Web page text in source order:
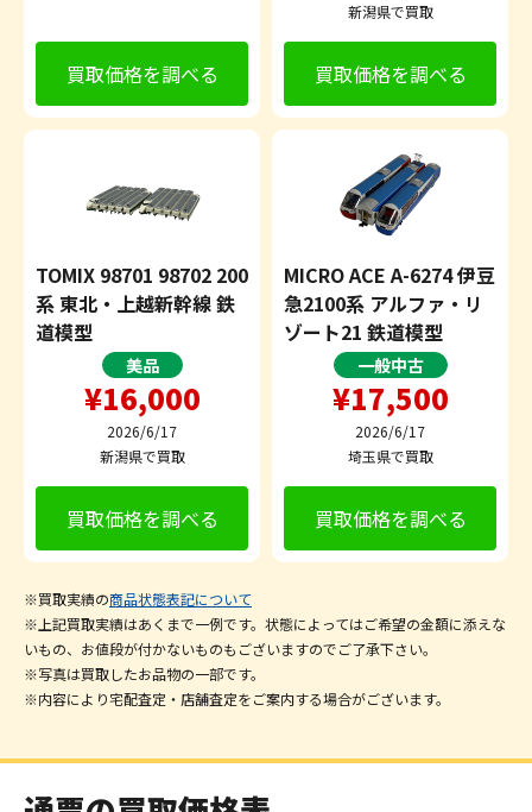
買取価格を調べる
新潟県で買取
買取価格を調べる
TOMIX 98701 98702 200
系 東北・上越新幹線 鉄
道模型
美品
¥16,000
2026/6/17
新潟県で買取
買取価格を調べる
MICRO ACE A-6274 伊豆
急2100系 アルファ・リ
ゾート21 鉄道模型
一般中古
¥17,500
2026/6/17
埼玉県で買取
買取価格を調べる
※買取実績の商品状態表記について
※上記買取実績はあくまで一例です。状態によってはご希望の金額に添えな
いもの、お値段が付かないものもございますのでご了承下さい。
※写真は買取したお品物の一部です。
※内容により宅配査定・店舗査定をご案内する場合がございます。